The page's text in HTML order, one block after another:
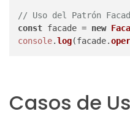
// Uso del Patrón
const facade = new
console.log(facade.
Casos de